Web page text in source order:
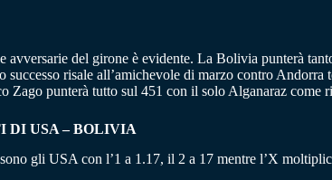
avversarie del girone è evidente. La Bolivia punterà
successo risale all’amichevole di marzo contro
Zago punterà tutto sul 451 con il solo Alganaraz come
DI USA – BOLIVIA
gli USA con l’1 a 1.17, il 2 a 17 mentre l’X